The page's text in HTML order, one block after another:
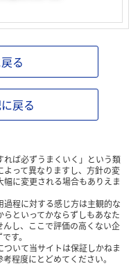
る
戻る
れば必ずうまくいく」という類
って異なりますし、方針の変
に変更される場合もありえま
程に対する感じ方は主観的な
といってかならずしもあなた
し、ここで評価の高くない企
す。
いて当サイトは保証しかねま
程度にとどめてください。